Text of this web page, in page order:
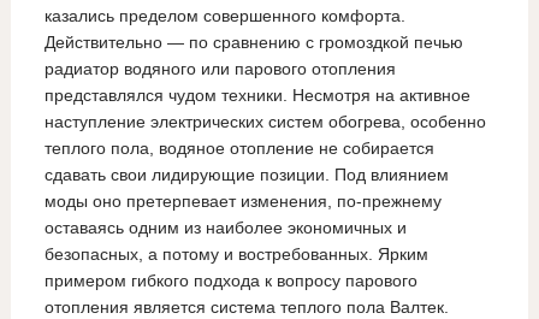
казались пределом совершенного комфорта.
Действительно — по сравнению с громоздкой печью
радиатор водяного или парового отопления
представлялся чудом техники. Несмотря на активное
наступление электрических систем обогрева, особенно
теплого пола, водяное отопление не собирается
сдавать свои лидирующие позиции. Под влиянием
моды оно претерпевает изменения, по-прежнему
оставаясь одним из наиболее экономичных и
безопасных, а потому и востребованных. Ярким
примером гибкого подхода к вопросу парового
отопления является система теплого пола Валтек.